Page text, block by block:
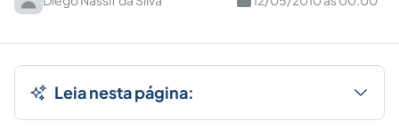
Leia nesta página: